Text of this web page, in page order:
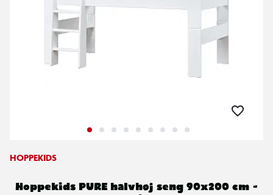
HOPPEKIDS
Hoppekids PURE halvhøj seng 90x200 cm -